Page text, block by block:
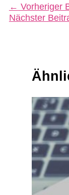
← Vorheriger
Nächster